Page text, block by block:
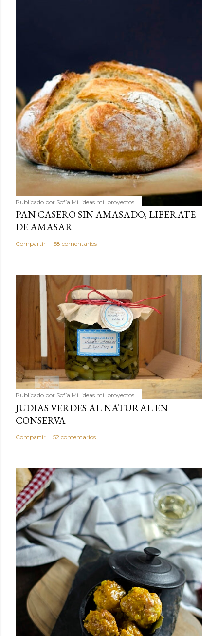
Publicado por Sofía Mil ideas mil proyectos
PAN CASERO SIN AMASADO, LIBERATE
DE AMASAR
Compartir 68 comentarios
Publicado por Sofía Mil ideas mil proyectos
JUDIAS VERDES AL NATURAL EN
CONSERVA
Compartir 52 comentarios